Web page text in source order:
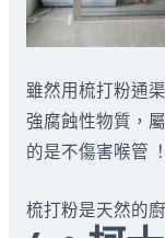
雖然用梳打粉通
強腐蝕性物質，
的是不傷害喉管 ！
梳打粉是天然的